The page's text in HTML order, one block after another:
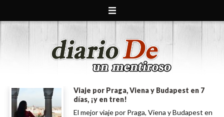
Viaje por Praga, Viena y Budapest en 7
días, ¡y en tren!
El mejor viaje por Praga, Viena y Budapest en